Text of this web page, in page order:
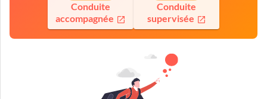
Conduite
accompagnée
Conduite
supervisée